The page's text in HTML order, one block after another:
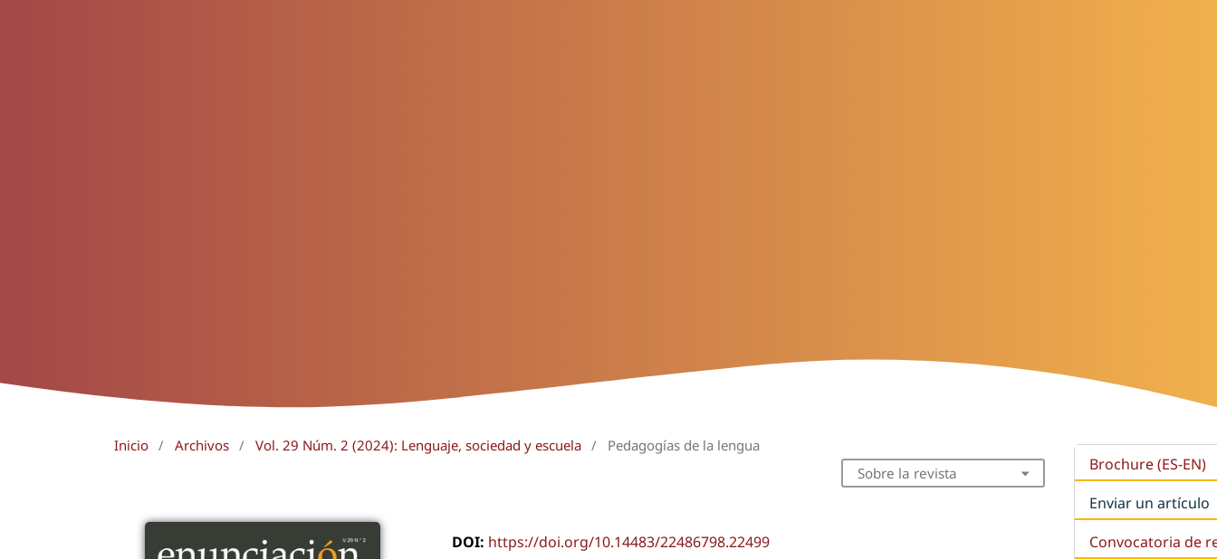
Inicio / Archivos / Vol. 29 Núm. 2 (2024): Lenguaje, sociedad y escuela / Pedagogías de la lengua
DOI: https://doi.org/10.14483/22486798.22499
Sobre la revista
Brochure (ES-EN)
Enviar un artículo
Convocatoria de